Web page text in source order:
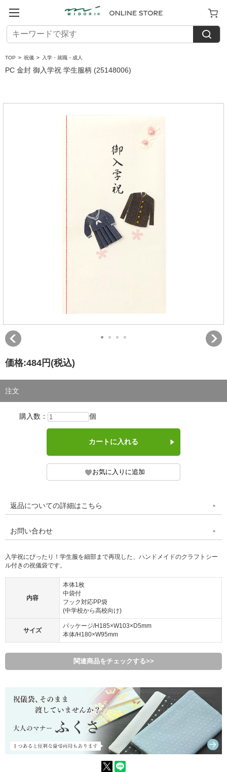
TOP > 祝儀 > 入学・就職・成人
PC 金封 御入学祝 学生服柄 (25148006)
価格:484円 (税込)
注文
購入数： 個
返品についての詳細はこちら
お問い合わせ
入学祝にぴったり！学生服を細部まで再現した、ハンドメイドのクラフトシー
ル付きの祝儀袋です。
内容
本体1枚
中袋付
フック対応PP袋
(中学校から高校向け)
サイズ
パッケージ/H185×W103×D5mm
本体/H180×W95mm
関連商品をチェックする>>